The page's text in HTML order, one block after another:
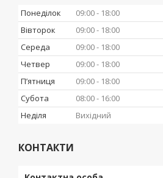
Понеділок 09:00
18:00
Вівторок
09:00
18:00
Середа
09:00
18:00
Четвер
09:00
18:00
Пʼятниця
09:00
18:00
Субота
08:00
16:00
Неділя
Вихідний
КОНТАКТИ